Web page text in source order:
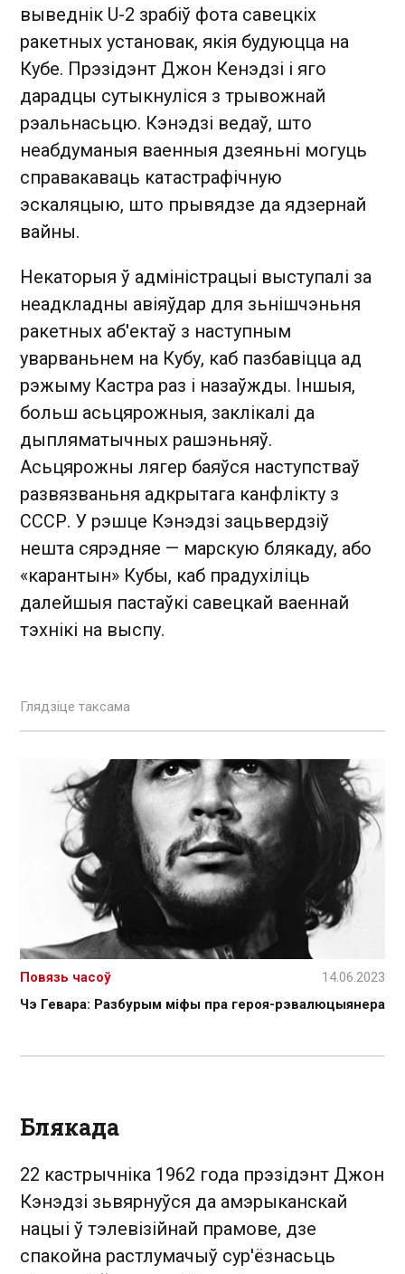
выведнік U-2 зрабіў фота савецкіх
ракетных установак, якія будуюцца на
Кубе. Прэзідэнт Джон Кенэдзі і яго
дарадцы сутыкнуліся з трывожнай
рэальнасьцю. Кэнэдзі ведаў, што
неабдуманыя ваенныя дзеяньні могуць
справакаваць катастрафічную
эскаляцыю, што прывядзе да ядзернай
вайны.
Некаторыя ў адміністрацыі выступалі за
неадкладны авіяўдар для зьнішчэньня
ракетных аб'ектаў з наступным
уварваньнем на Кубу, каб пазбавіцца ад
рэжыму Кастра раз і назаўжды. Іншыя,
больш асьцярожныя, заклікалі да
дыпляматычных рашэньняў.
Асьцярожны лягер баяўся наступстваў
развязваньня адкрытага канфлікту з
СССР. У рэшце Кэнэдзі зацьвердзіў
нешта сярэдняе — марскую блякаду, або
«карантын» Кубы, каб прадухіліць
далейшыя пастаўкі савецкай ваеннай
тэхнікі на выспу.
Глядзіце таксама
Чэ Гевара: Разбурым міфы пра героя-рэвалюцыянера
Повязь часоў 14.06.2023
Блякада
22 кастрычніка 1962 года прэзідэнт Джон
Кэнэдзі зьвярнуўся да амэрыканскай
нацыі ў тэлевізійнай прамове, дзе
спакойна растлумачыў сур'ёзнасьць